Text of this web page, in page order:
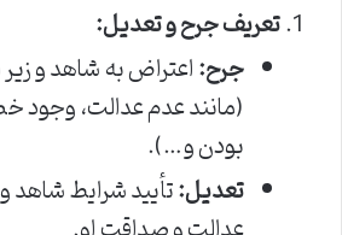
تعریف جرح و تعدیل:
جرح:اعتراض به شاهد و
(مانند عدم عدالت، وجود
بودن و…).
تعدیل:تأیید شرایط شاهد